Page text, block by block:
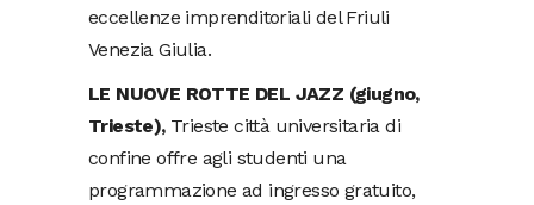
eccellenze imprenditoriali del Friuli
Venezia Giulia.
LE NUOVE ROTTE DEL JAZZ (giugno,
Trieste), Trieste città universitaria di
confine offre agli studenti una
programmazione ad ingresso gratuito,